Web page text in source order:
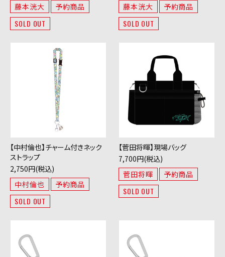
藤本洸大
予約商品
SOLD OUT
藤本洸大
予約商品
SOLD OUT
【中村倫也】チャーム付きネック
ストラップ
2,750円(税込)
中村倫也
予約商品
SOLD OUT
【菅田将暉】現場バッグ
7,700円(税込)
菅田将暉
予約商品
SOLD OUT